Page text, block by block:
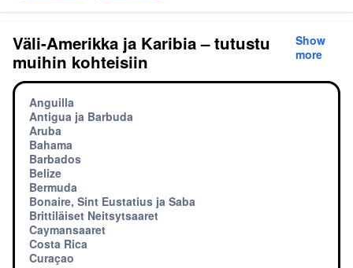
Väli-Amerikka ja Karibia – tutustu
muihin kohteisiin
Show
more
Anguilla
Antigua ja Barbuda
Aruba
Bahama
Barbados
Belize
Bermuda
Bonaire, Sint Eustatius ja Saba
Brittiläiset Neitsytsaaret
Caymansaaret
Costa Rica
Curaçao